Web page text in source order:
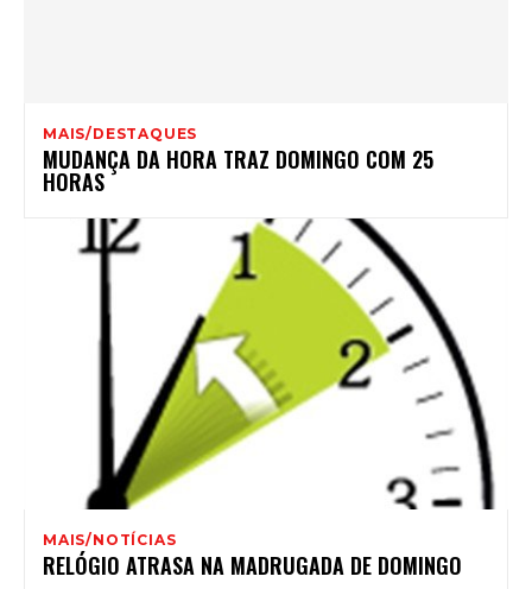
MAIS/DESTAQUES
MUDANÇA DA HORA TRAZ DOMINGO COM 25
HORAS
MAIS/NOTÍCIAS
RELÓGIO ATRASA NA MADRUGADA DE DOMINGO